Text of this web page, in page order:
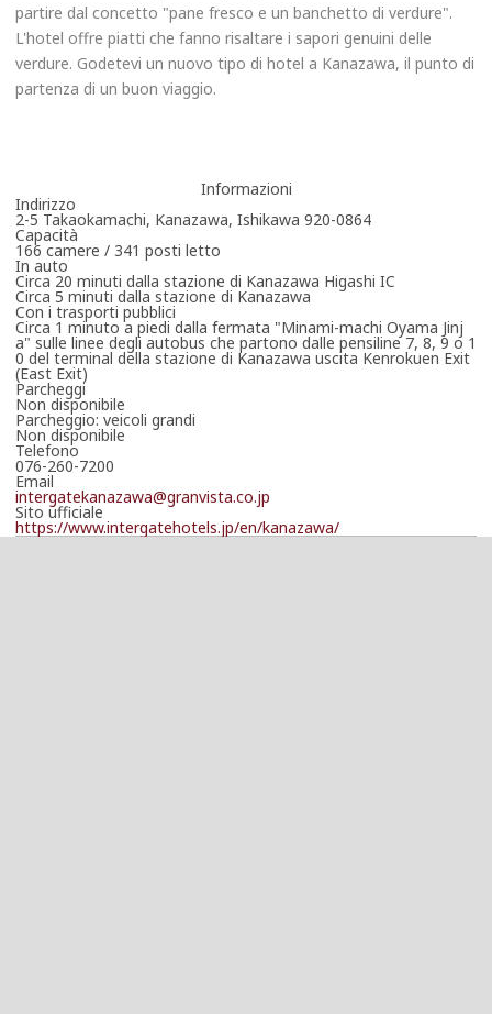
partire dal concetto "pane fresco e un banchetto di verdure".
L'hotel offre piatti che fanno risaltare i sapori genuini delle
verdure. Godetevi un nuovo tipo di hotel a Kanazawa, il punto di
partenza di un buon viaggio.
Informazioni
Indirizzo
2-5 Takaokamachi, Kanazawa, Ishikawa 920-0864
Capacità
166 camere / 341 posti letto
In auto
Circa 20 minuti dalla stazione di Kanazawa Higashi IC
Circa 5 minuti dalla stazione di Kanazawa
Con i trasporti pubblici
Circa 1 minuto a piedi dalla fermata "Minami-machi Oyama Jinj
a" sulle linee degli autobus che partono dalle pensiline 7, 8, 9 o 1
0 del terminal della stazione di Kanazawa uscita Kenrokuen Exit
(East Exit)
Parcheggi
Non disponibile
Parcheggio: veicoli grandi
Non disponibile
Telefono
076-260-7200
Email
intergatekanazawa@granvista.co.jp
Sito ufficiale
https://www.intergatehotels.jp/en/kanazawa/